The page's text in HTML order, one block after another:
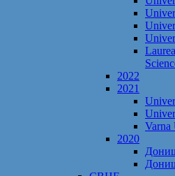
2022
2021
Varna
2020